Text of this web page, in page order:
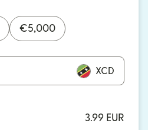
€5,000
XCD
3.99 EUR